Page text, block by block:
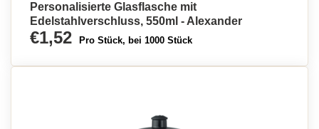
Personalisierte Glasflasche mit
Edelstahlverschluss, 550ml - Alexander
€1,52 Pro Stück, bei 1000 Stück